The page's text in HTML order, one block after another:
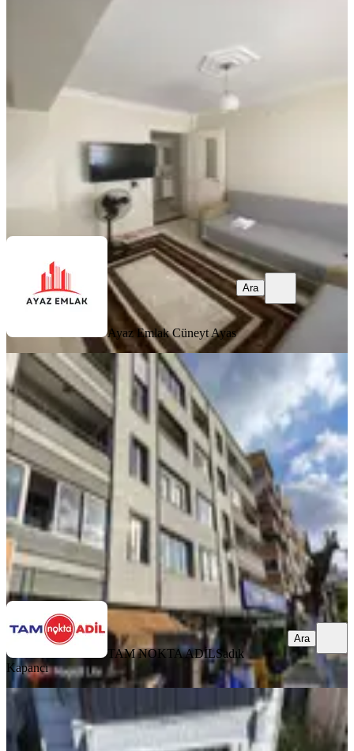
Zafer Mahallesi Satılık 4+1 Ters
Dublex
Bergama, Zafer Mahallesi
Cüneyt Ayas
Ayaz EmlakCüneyt Ayas
Ara
BALKONLU
Bergama Atatürk Bulvarı Cadde Üstü
3+1 Daire
Bergama, Bahçelievler Mahallesi
3+1
120 m² ·3. Kat· 05.08.2026
3.000.000 ₺
TAM NOKTA ADİL Sadık Kapancı
Ara
TAM NOKTA ADİLSadık
Kapancı
Ara
BALKONLU
Bergama Fatih Mahallesinde Satılık
Geniş 3+1 Daire